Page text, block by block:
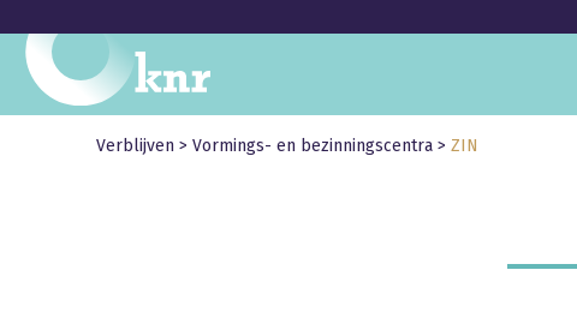
Verblijven > Vormings- en bezinningscentra > ZIN